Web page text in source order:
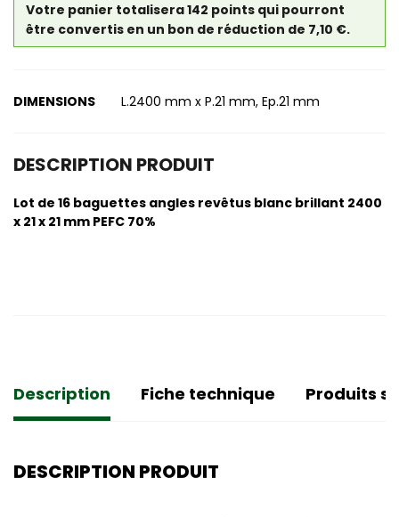
Votre panier totalisera 142 points qui pourront
être convertis en un bon de réduction de 7,10 €.
DIMENSIONS L.2400 mm x P.21 mm, Ep.21 mm
DESCRIPTION PRODUIT
Lot de 16 baguettes angles revêtus blanc brillant 2400
x 21 x 21 mm PEFC 70%
Description Fiche technique Produits
DESCRIPTION PRODUIT